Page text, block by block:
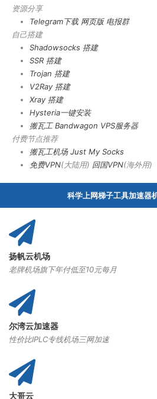
资源分享
Telegram下载 网页版 电报群
自己搭建
Shadowsocks 搭建
SSR 搭建
Trojan 搭建
V2Ray 搭建
Xray 搭建
Hysteria一键安装
搬瓦工 Bandwagon VPS服务器
付费节点推荐
搬瓦工机场 Just My Socks
免费VPN(大陆用) 回国VPN(海外用)
科学上网梯子工具加速器
扬帆云机场
老牌机场旗下年付低至10元每月
尔湾云加速器
性价比IPLC专线机场三网加速
大哥云